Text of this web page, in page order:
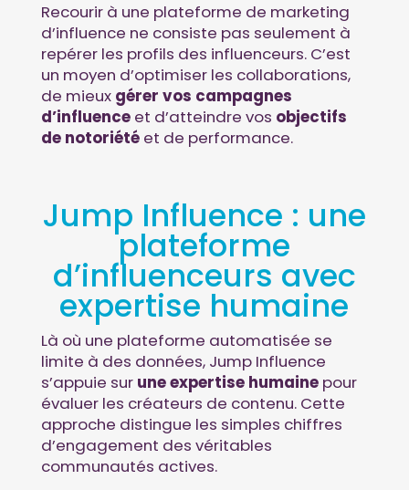
Recourir à une plateforme de marketing
d’influence ne consiste pas seulement à
repérer les profils des influenceurs. C’est
un moyen d’optimiser les collaborations,
de mieux gérer vos campagnes
d’influenceet d’atteindre vos objectifs
de notoriétéet de performance.
Jump Influence : une
plateforme
d’influenceurs avec
expertise humaine
Là où une plateforme automatisée se
limite à des données, Jump Influence
s’appuie sur une expertise humainepour
évaluer les créateurs de contenu. Cette
approche distingue les simples chiffres
d’engagement des véritables
communautés actives.